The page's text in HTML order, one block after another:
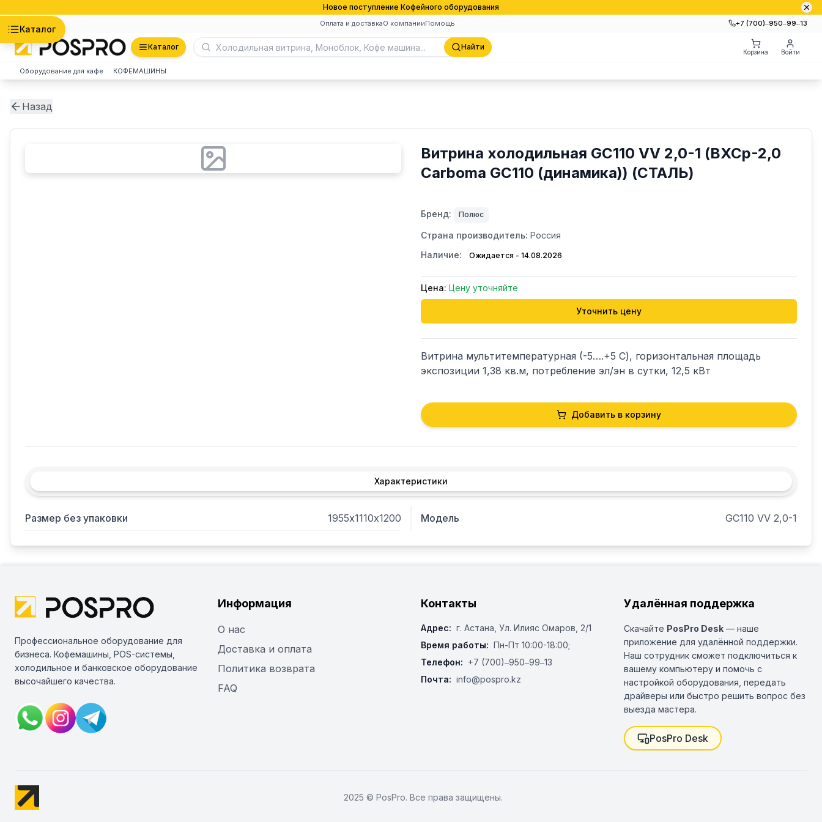
Новое поступление Кофейного оборудования
Оплата и доставкаО компанииПомощь +7 (700)‒950‒99‒13
Каталог
Каталог Найти
Корзина Войти
Оборудование для кафе КОФЕМАШИНЫ
Назад
Витрина холодильная GC110 VV 2,0-1 (ВХСр-2,0
Carboma GC110 (динамика)) (СТАЛЬ)
Бренд: Полюс
Страна производитель: Россия
Наличие:
Ожидается - 14.08.2026
Цена: Цену уточняйте
Уточнить цену
Витрина мультитемпературная (-5….+5 С), горизонтальная площадь
экспозиции 1,38 кв.м, потребление эл/эн в сутки, 12,5 кВт
Добавить в корзину
Характеристики
Размер без упаковки 1955х1110х1200 Модель GC110 VV 2,0-1
Профессиональное оборудование для
бизнеса. Кофемашины, POS-системы,
холодильное и банковское оборудование
высочайшего качества.
Информация
О нас
Доставка и оплата
Политика возврата
FAQ
Контакты
Адрес: г. Астана, ​Ул. Илияс Омаров, 2/1
Время работы: Пн-Пт 10:00-18:00;
Телефон: +7 (700)‒950‒99‒13
Почта: info@pospro.kz
Удалённая поддержка
Скачайте PosPro Desk — наше
приложение для удалённой поддержки.
Наш сотрудник сможет подключиться к
вашему компьютеру и помочь с
настройкой оборудования, передать
драйверы или быстро решить вопрос без
выезда мастера.
PosPro Desk
2025 © PosPro. Все права защищены.